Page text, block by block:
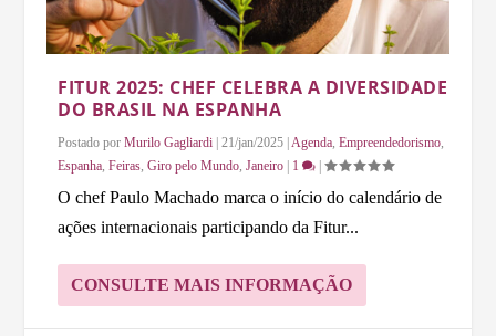
FITUR 2025: CHEF CELEBRA A DIVERSIDADE
DO BRASIL NA ESPANHA
Postado porMurilo Gagliardi |21/jan/2025 | Agenda ,Empreendedorismo
Espanha ,Feiras ,Giro pelo Mundo ,Janeiro | 1 |
O chef Paulo Machado marca o início do calendário de
ações internacionais participando da Fitur...
CONSULTE MAIS INFORMAÇÃO